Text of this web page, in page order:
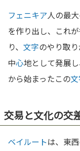
フェニキア人の最
を作り出し、これ
り、 文字のやり取り
中心地として発展し
から始まったこの
交易と文化の交
ベイルートは、東